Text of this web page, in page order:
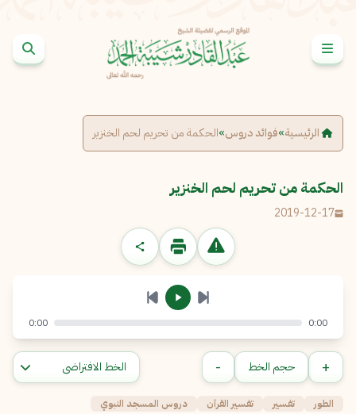
الرئيسية»فوائد دروس»الحكمة من تحريم لحم الخنزير
الحكمة من تحريم لحم الخنزير
2019-12-17
الإبلاغ عن مشكلة
الرسالة
إرسال إلغاء
0:00
0:00
+ حجم الخط -
الطور تفسير تفسير القرآن دروس المسجد النبوي